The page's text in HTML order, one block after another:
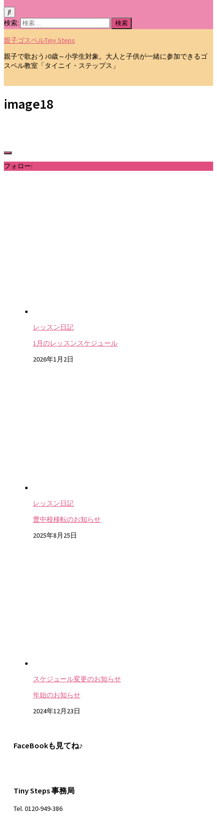
検索:
親子ゴスペルTiny Steps
親子で歌おう♪0歳～小学生対象。大人と子供が一緒に参加できるゴ
スペル教室「タイニイ・ステップス」
image18
フォロー:
レッスン日記
1月のレッスンスケジュール
2026年1月2日
レッスン日記
豊中校移転のお知らせ
2025年8月25日
スケジュール変更のお知らせ
年始のお知らせ
2024年12月23日
FaceBookも見てね♪
Tiny Steps 事務局
Tel. 0120-949-386